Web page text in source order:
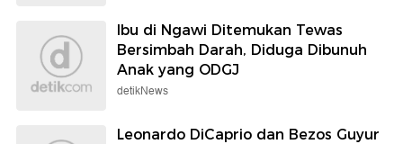
Ibu di Ngawi Ditemukan Tewas
Bersimbah Darah, Diduga Dibunuh
Anak yang ODGJ
detikNews
Leonardo DiCaprio dan Bezos Guyur